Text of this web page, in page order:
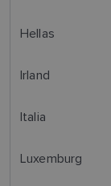
Hellas
Irland
Italia
Luxemburg